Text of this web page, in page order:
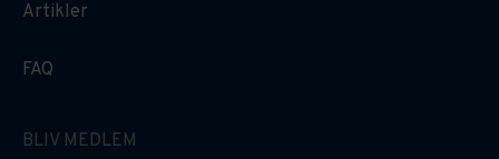
Artikler
FAQ
BLIV MEDLEM